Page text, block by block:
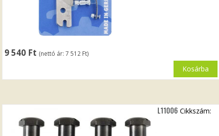
9 540 Ft (nettó ár:7 512 Ft)
Kosárba
L11006 Cikkszám: